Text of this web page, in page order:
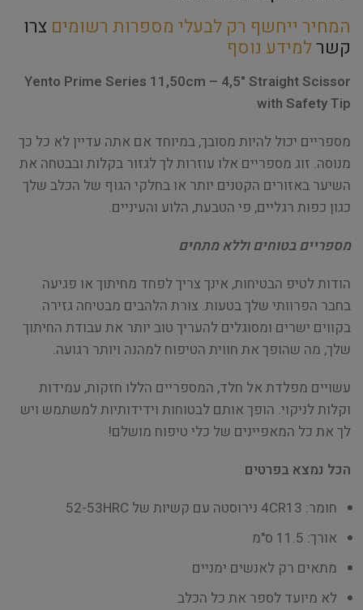
המחיר ייחשף רק לבעלי מספרות רשומים צרו
קשרלמידע נוסף
Yento Prime Series 11,50cm – 4,5" Straight Scissor
with Safety Tip
מספריים יכול להיות מסובך, במיוחד אם אתה עדיין לא כל כך
מנוסה. זוג מספריים אלו עוזרות לך לגזור בקלות ובבטחה את
השיער באזורים הקטנים יותר או בחלקי הגוף של הכלב שלך
כגון כפות רגליים, פי הטבעת, הלוע והעיניים.
מספריים בטוחים וללא מתחים
הודות לטיפ הבטיחות, אינך צריך לפחד מחיתוך או פגיעה
בחבר הפרוותי שלך בטעות. צורת הלהבים מבטיחה גזירה
בקווים ישרים ומסוגלים להעריך טוב יותר את עבודת החיתוך
שלך, מה שהופך את חווית הטיפוח למהנה ויותר רגועה.
עשויים מפלדת אל חלד, המספריים הללו חזקות, עמידות
וקלות לניקוי. הופך אותם לבטוחות וידידותיות למשתמש ויש
לך את כל המאפיינים של כלי טיפוח מושלם!
הכל נמצא בפרטים
חומר: 4CR13 נירוסטה עם קשיות של 52-53HRC
אורך: 11.5 ס"מ
מתאים רק לאנשים ימניים
לא מיועד לספר את כל הכלב